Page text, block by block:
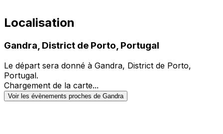
Localisation
Gandra, District de Porto, Portugal
Le départ sera donné à Gandra, District de Porto,
Portugal.
Chargement de la carte...
Voir les évènements proches de Gandra